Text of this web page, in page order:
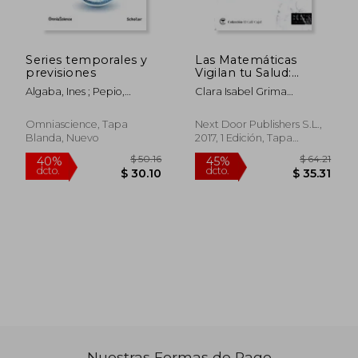
40% 45%
Series temporales y
previsiones
Algaba, Ines ; Pepio,
Maria
Omniascience, Tapa
Blanda, Nuevo
Las Matemáticas
Vigilan tu Salud:
Modelos Sobre
Epidemias y Vacunas
Clara Isabel Grima
Borja
Next Door Publishers S.L.,
2017, 1 Edición, Tapa
Blanda, Nuevo